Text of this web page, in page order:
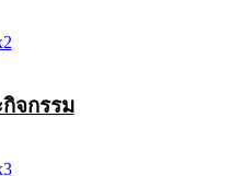
จกรรม